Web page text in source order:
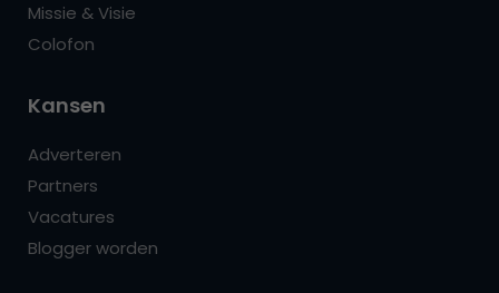
Missie & Visie
Colofon
Kansen
Adverteren
Partners
Vacatures
Blogger worden